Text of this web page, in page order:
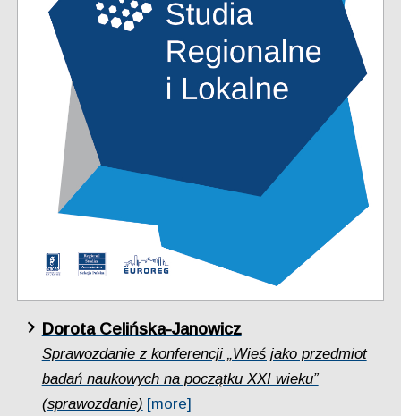
Dorota Celińska-Janowicz
Sprawozdanie z konferencji „Wieś jako przedmiot
badań naukowych na początku XXI wieku”
(sprawozdanie) [more]